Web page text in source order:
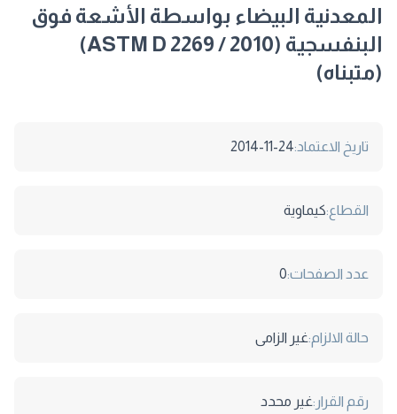
المعدنية البيضاء بواسطة الأشعة فوق
البنفسجية (ASTM D 2269 / 2010)
(متبناه)
تاريخ الاعتماد:2014-11-24
القطاع:كيماوية
عدد الصفحات:0
حالة الالزام:غير الزامى
رقم القرار:غير محدد